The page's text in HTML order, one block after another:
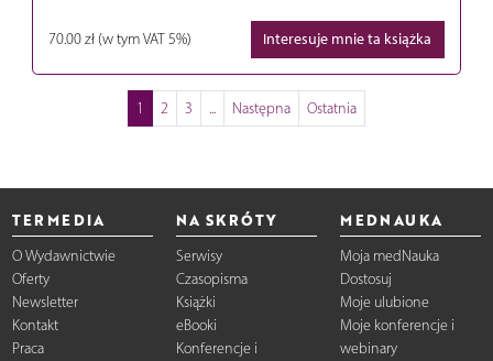
70.00 zł (w tym VAT 5%) Interesuje mnie ta książka
1 2 3 ... Następna Ostatnia
TERMEDIA
O Wydawnictwie
Oferty
Newsletter
Kontakt
Praca
NA SKRÓTY
Serwisy
Czasopisma
Książki
eBooki
Konferencje i
MEDNAUKA
Moja medNauka
Dostosuj
Moje ulubione
Moje konferencje i
webinary